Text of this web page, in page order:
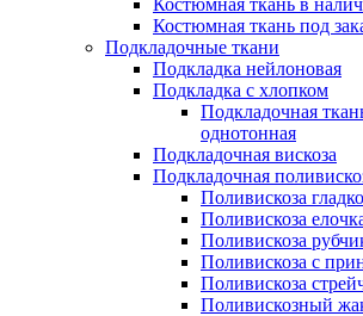
Костюмная ткань в
Костюмная ткань под
Подкладочные ткани
Подкладка нейлоновая
Подкладка с хлопком
Подкладочная
однотонная
Подкладочная вискоза
Подкладочная
Поливискоза
Поливискоза
Поливискоза
Поливискоза с
Поливискоза
Поливискозный